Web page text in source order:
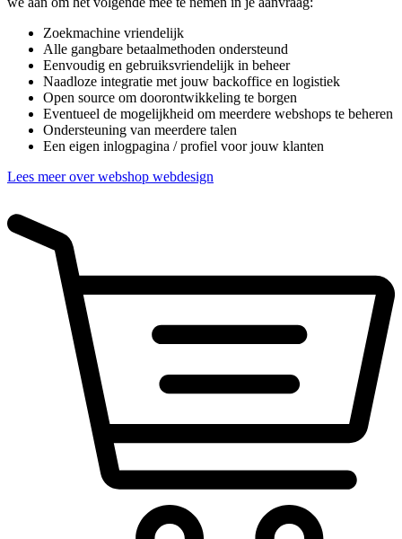
Zoekmachine vriendelijk
Alle gangbare betaalmethoden ondersteund
Eenvoudig en gebruiksvriendelijk in beheer
Naadloze integratie met jouw backoffice en logistiek
Open source om doorontwikkeling te borgen
Eventueel de mogelijkheid om meerdere webshops te beheren
Ondersteuning van meerdere talen
Een eigen inlogpagina / profiel voor jouw klanten
Lees meer over webshop webdesign